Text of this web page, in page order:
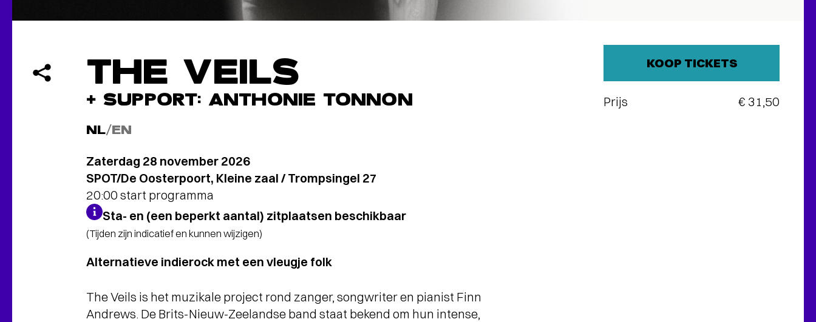
THE VEILS
+ SUPPORT: ANTHONIE TONNON
NL/EN
Zaterdag 28 november 2026
SPOT/De Oosterpoort, Kleine zaal / Trompsingel 27
20:00 start programma
Sta- en (een beperkt aantal) zitplaatsen beschikbaar
(Tijden zijn indicatief en kunnen wijzigen)
Alternatieve indierock met een vleugje folk
The Veils is het muzikale project rond zanger, songwriter en pianist Finn
Andrews. De Brits-Nieuw-Zeelandse band staat bekend om hun intense,
KOOP TICKETS
Prijs € 31,50